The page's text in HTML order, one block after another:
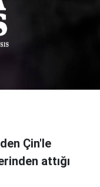
Çin'le
attığı